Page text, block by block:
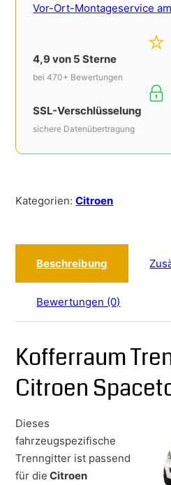
Vor-Ort-Montageservice
4,9 von 5 Sterne
bei 470+ Bewertungen
SSL-Verschlüsselung
sichere Datenübertragung
Kategorien:Citroen
Beschreibung
Bewertungen (0)
Kofferraum
Citroen
Dieses
fahrzeugspezifische
Trenngitter ist passend
für die Citroen